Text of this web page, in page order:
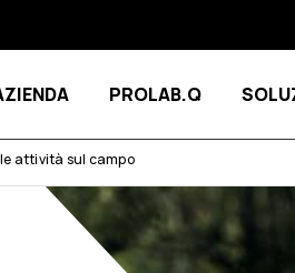
PROLAB.Q
attività sul campo